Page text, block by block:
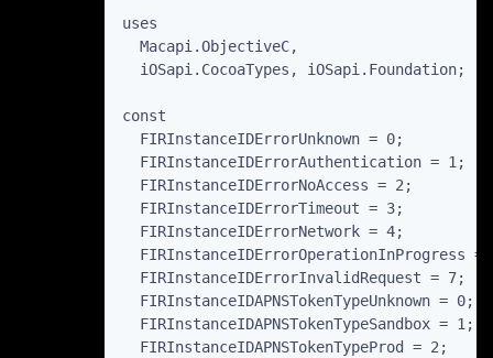
uses
  Macapi.ObjectiveC,
  iOSapi.CocoaTypes, iOSapi.Foundation;
const
  FIRInstanceIDErrorUnknown = 0;
  FIRInstanceIDErrorAuthentication = 1;
  FIRInstanceIDErrorNoAccess = 2;
  FIRInstanceIDErrorTimeout = 3;
  FIRInstanceIDErrorNetwork = 4;
FIRInstanceIDErrorOperationInProgress =
  FIRInstanceIDErrorInvalidRequest = 7;
  FIRInstanceIDAPNSTokenTypeUnknown = 0;
  FIRInstanceIDAPNSTokenTypeSandbox = 1;
  FIRInstanceIDAPNSTokenTypeProd = 2;